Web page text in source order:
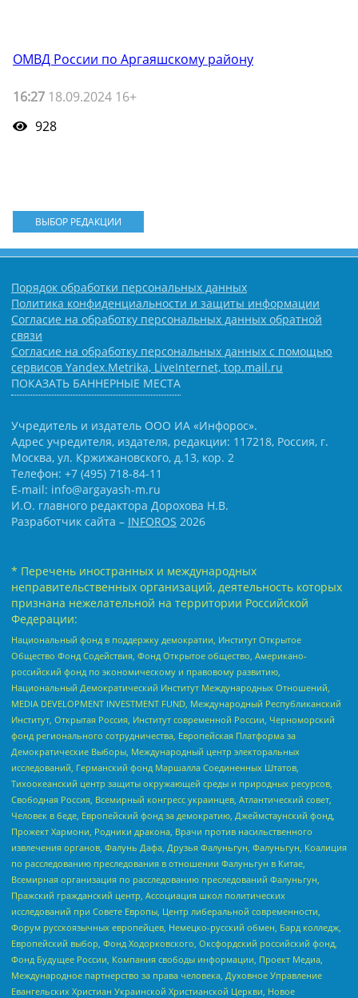
ОМВД России по Аргаяшскому району
16:27 18.09.2024 16+
928
ВЫБОР РЕДАКЦИИ
Порядок обработки персональных данных
Политика конфиденциальности и защиты информации
Согласие на обработку персональных данных обратной
связи
Согласие на обработку персональных данных с помощью
сервисов Yandex.Metrika, LiveInternet, top.mail.ru
ПОКАЗАТЬ БАННЕРНЫЕ МЕСТА
Учредитель и издатель ООО ИА «Инфорос».
Адрес учредителя, издателя, редакции: 117218, Россия, г.
Москва, ул. Кржижановского, д.13, кор. 2
Телефон: +7 (495) 718-84-11
E-mail: info@argayash-m.ru
И.О. главного редактора Дорохова Н.В.
Разработчик сайта – INFOROS 2026
* Перечень иностранных и международных
неправительственных организаций, деятельность которых
признана нежелательной на территории Российской
Федерации:
Национальный фонд в поддержку демократии, Институт Открытое
Общество Фонд Содействия, Фонд Открытое общество, Американо-
российский фонд по экономическому и правовому развитию,
Национальный Демократический Институт Международных Отношений,
MEDIA DEVELOPMENT INVESTMENT FUND, Международный Республиканский
Институт, Открытая Россия, Институт современной России, Черноморский
фонд регионального сотрудничества, Европейская Платформа за
Демократические Выборы, Международный центр электоральных
исследований, Германский фонд Маршалла Соединенных Штатов,
Тихоокеанский центр защиты окружающей среды и природных ресурсов,
Свободная Россия, Всемирный конгресс украинцев, Атлантический совет,
Человек в беде, Европейский фонд за демократию, Джеймстаунский фонд,
Прожект Хармони, Родники дракона, Врачи против насильственного
извлечения органов, Фалунь Дафа, Друзья Фалуньгун, Фалуньгун, Коалиция
по расследованию преследования в отношении Фалуньгун в Китае,
Всемирная организация по расследованию преследований Фалуньгун,
Пражский гражданский центр, Ассоциация школ политических
исследований при Совете Европы, Центр либеральной современности,
Форум русскоязычных европейцев, Немецко-русский обмен, Бард колледж,
Европейский выбор, Фонд Ходорковского, Оксфордский российский фонд,
Фонд Будущее России, Компания свободы информации, Проект Медиа,
Международное партнерство за права человека, Духовное Управление
Евангельских Христиан Украинской Христианской Церкви, Новое